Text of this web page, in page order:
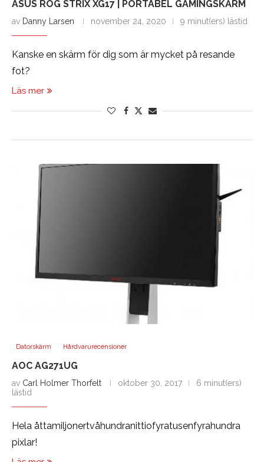
ASUS ROG STRIX XG17 | PORTABEL GAMINGSKÄRM
av Danny Larsen november 24, 2020 9 minut(ers) lästid
Kanske en skärm för dig som är mycket på resande
fot?
Läs mer
Datorskärm Hårdvarurecensioner
AOC AG271UG
av Carl Holmer Thorfelt oktober 30, 2017
6 minut(ers)
lästid
Hela åttamiljonertvåhundranittiofyratusenfyrahundra
pixlar!